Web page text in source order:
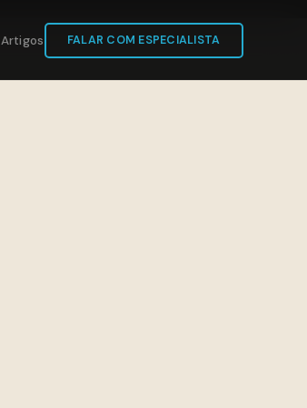
Artigos FALAR COM ESPECIALISTA